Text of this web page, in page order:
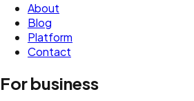
About
Blog
Platform
Contact
For business